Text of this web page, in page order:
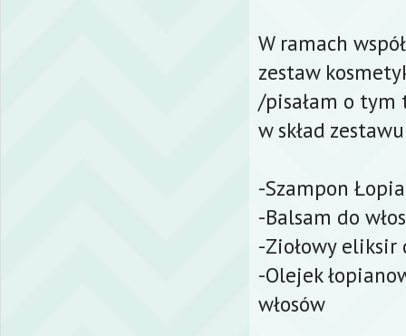
W ramach
zestaw
/pisałam o tym
w skład
-Szampon
-Balsam do
-Ziołowy eliksir
-Olejek
włosów